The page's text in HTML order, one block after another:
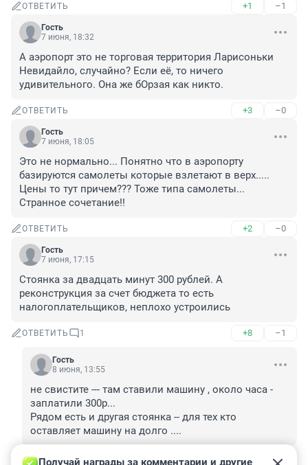
ОТВЕТИТЬ +1 –1
Гость
7 июня, 18:32
А аэропорт это не торговая территория Ларисоньки
Невидайло, случайно? Если её, то ничего
удивительного. Она же бОрзая как никто.
ОТВЕТИТЬ +3 –0
Гость
7 июня, 18:05
Это не нормально... Понятно что в аэропорту
базируются самолеты которые взлетают в верх.....
Цены то тут причем??? Тоже типа самолеты...
Странное сочетание!!
ОТВЕТИТЬ +2 –0
Гость
7 июня, 17:15
Стоянка за двадцать минут 300 рублей. А
реконструкция за счет бюджета то есть
налогоплательщиков, неплохо устроились
ОТВЕТИТЬ 1 +8 –1
Гость
8 июня, 13:55
не свистите --- там ставили машину , около часа -
заплатили 300р...
Рядом есть и другая стоянка -- для тех кто
оставляет машину на долго ....
ОТВЕТИТЬ –0
Получай награды за комментарии и другие